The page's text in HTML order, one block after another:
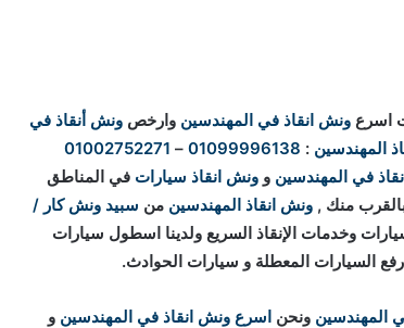
اسرع ونش انقاذ في المهندسين وارخص ونش أنقاذ في
المهندسين :
01099996138
–
01002752271
في المهندسين و ونش انقاذ سيارات في المناطق
بالقرب منك , ونش انقاذ المهندسين من سبيد ونش كار /
السيارات وخدمات الإنقاذ السريع ولدينا اسطول سيارات
السيارات المعطلة و سيارات الحوادث.
المهندسين ونحن اسرع ونش انقاذ في المهندسين و